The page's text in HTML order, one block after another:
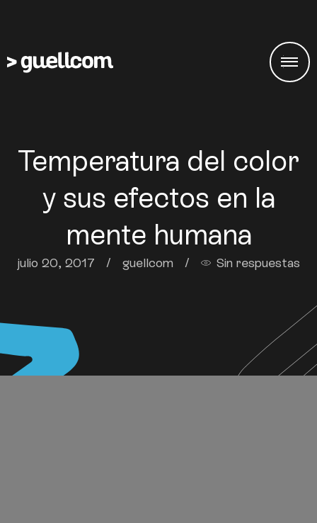
Temperatura del color
y sus efectos en la
mente humana
julio 20, 2017 / guellcom / Sin respuestas